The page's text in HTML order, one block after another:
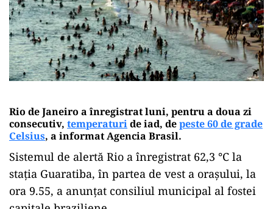
Rio de Janeiro a înregistrat luni, pentru a doua zi
consecutiv, temperaturide iad, depeste 60 de grade
Celsius, a informat Agencia Brasil.
Sistemul de alertă Rio a înregistrat 62,3 °C la
stația Guaratiba, în partea de vest a orașului, la
ora 9.55, a anunțat consiliul municipal al fostei